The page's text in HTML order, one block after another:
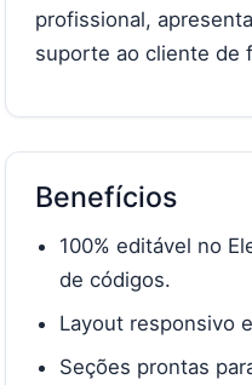
profissional,
suporte ao cliente de
Benefícios
100% editável no
de códigos.
Layout responsivo
Seções prontas